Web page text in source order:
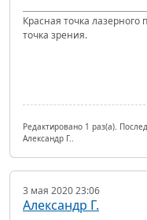
Красная точка
точка зрения.
Редактировано 1 раз(а).
Александр Г..
3 мая 2020 23:06
Александр Г.